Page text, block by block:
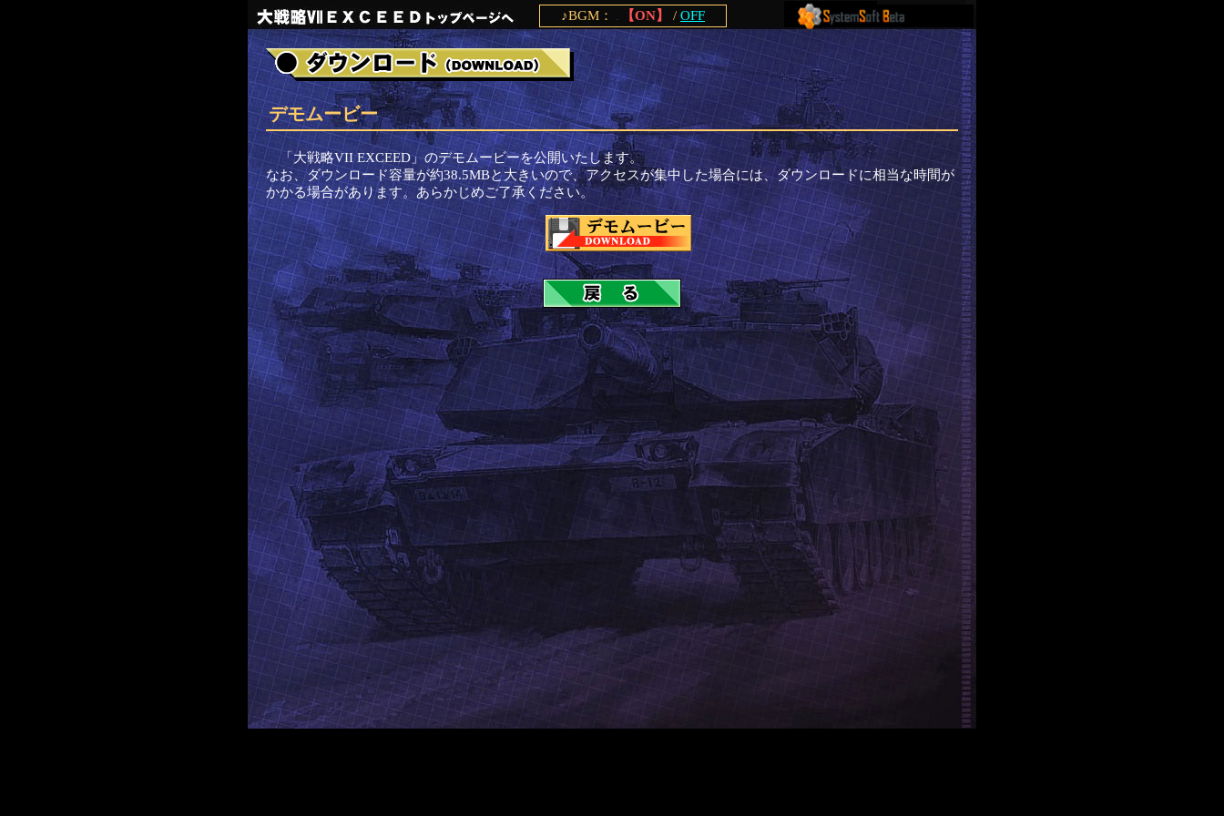
♪BGM： 【ON】 / OFF
デモムービー
「大戦略VII EXCEED」のデモムービーを公開いたします。
なお、ダウンロード容量が約38.5MBと大きいので、アクセスが集中した場合には、ダウンロードに相当な時間が
かかる場合があります。あらかじめご了承ください。